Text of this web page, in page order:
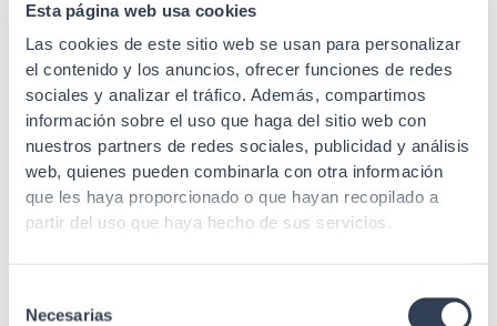
Esta página web usa cookies
Las cookies de este sitio web se usan para personalizar
el contenido y los anuncios, ofrecer funciones de redes
sociales y analizar el tráfico. Además, compartimos
información sobre el uso que haga del sitio web con
nuestros partners de redes sociales, publicidad y análisis
web, quienes pueden combinarla con otra información
que les haya proporcionado o que hayan recopilado a
partir del uso que haya hecho de sus servicios.
Necesarias
SKU: 35GTPESSC60MDK
Cable y acometida de Fibra
Óptica
Monomodo 9/125 ?m SC-
SKU: 35GTPESSC80MDK
Cable y acometida de Fibra
Óptica
Acometida Pigtail F.O.
Monomodo 9/125 ?m SC-